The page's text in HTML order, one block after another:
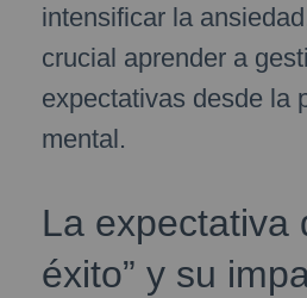
intensificar la
crucial aprender a
expectativas desde la
mental.
La expectativa
éxito” y su